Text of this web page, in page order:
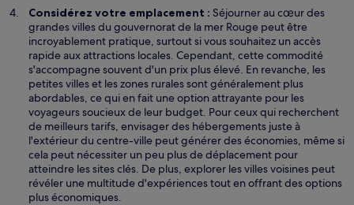
Considérez votre emplacement : Séjourner au cœur des
grandes villes du gouvernorat de la mer Rouge peut être
incroyablement pratique, surtout si vous souhaitez un accès
rapide aux attractions locales. Cependant, cette commodité
s'accompagne souvent d'un prix plus élevé. En revanche, les
petites villes et les zones rurales sont généralement plus
abordables, ce qui en fait une option attrayante pour les
voyageurs soucieux de leur budget. Pour ceux qui recherchent
de meilleurs tarifs, envisager des hébergements juste à
l'extérieur du centre-ville peut générer des économies, même si
cela peut nécessiter un peu plus de déplacement pour
atteindre les sites clés. De plus, explorer les villes voisines peut
révéler une multitude d'expériences tout en offrant des options
plus économiques.